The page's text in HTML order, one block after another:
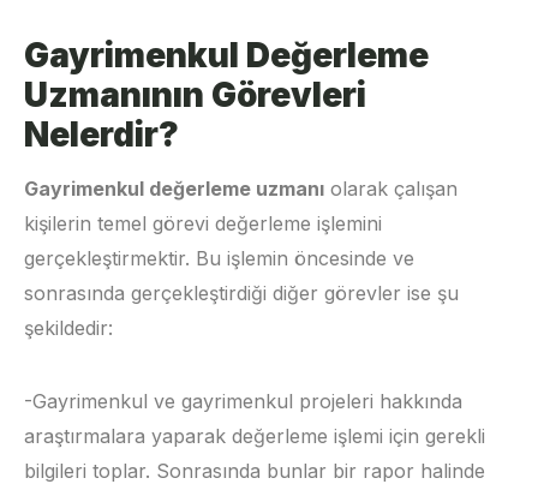
Gayrimenkul Değerleme
Uzmanının Görevleri
Nelerdir?
Gayrimenkul değerleme uzmanı olarak çalışan
kişilerin temel görevi değerleme işlemini
gerçekleştirmektir. Bu işlemin öncesinde ve
sonrasında gerçekleştirdiği diğer görevler ise şu
şekildedir:
-Gayrimenkul ve gayrimenkul projeleri hakkında
araştırmalara yaparak değerleme işlemi için gerekli
bilgileri toplar. Sonrasında bunlar bir rapor halinde